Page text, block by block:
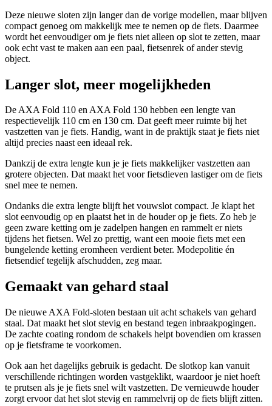
Deze nieuwe sloten zijn langer dan de vorige modellen, maar blijven
compact genoeg om makkelijk mee te nemen op de fiets. Daarmee
wordt het eenvoudiger om je fiets niet alleen op slot te zetten, maar
ook echt vast te maken aan een paal, fietsenrek of ander stevig
object.
Langer slot, meer mogelijkheden
De AXA Fold 110 en AXA Fold 130 hebben een lengte van
respectievelijk 110 cm en 130 cm. Dat geeft meer ruimte bij het
vastzetten van je fiets. Handig, want in de praktijk staat je fiets niet
altijd precies naast een ideaal rek.
Dankzij de extra lengte kun je je fiets makkelijker vastzetten aan
grotere objecten. Dat maakt het voor fietsdieven lastiger om de fiets
snel mee te nemen.
Ondanks die extra lengte blijft het vouwslot compact. Je klapt het
slot eenvoudig op en plaatst het in de houder op je fiets. Zo heb je
geen zware ketting om je zadelpen hangen en rammelt er niets
tijdens het fietsen. Wel zo prettig, want een mooie fiets met een
bungelende ketting eromheen verdient beter. Modepolitie én
fietsendief tegelijk afschudden, zeg maar.
Gemaakt van gehard staal
De nieuwe AXA Fold-sloten bestaan uit acht schakels van gehard
staal. Dat maakt het slot stevig en bestand tegen inbraakpogingen.
De zachte coating rondom de schakels helpt bovendien om krassen
op je fietsframe te voorkomen.
Ook aan het dagelijks gebruik is gedacht. De slotkop kan vanuit
verschillende richtingen worden vastgeklikt, waardoor je niet hoeft
te prutsen als je je fiets snel wilt vastzetten. De vernieuwde houder
zorgt ervoor dat het slot stevig en rammelvrij op de fiets blijft zitten.